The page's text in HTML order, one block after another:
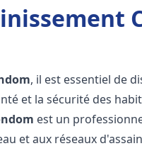
, il est essentiel de
et la sécurité des
est un
et aux réseaux